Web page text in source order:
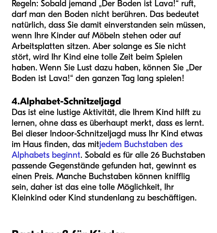
Regeln: Sobald jemand „Der Boden ist Lava!“ ruft,
darf man den Boden nicht berühren. Das bedeutet
natürlich, dass Sie damit einverstanden sein müssen,
wenn Ihre Kinder auf Möbeln stehen oder auf
Arbeitsplatten sitzen. Aber solange es Sie nicht
stört, wird Ihr Kind eine tolle Zeit beim Spielen
haben. Wenn Sie Lust dazu haben, können Sie „Der
Boden ist Lava!“ den ganzen Tag lang spielen!
4.Alphabet-Schnitzeljagd
Das ist eine lustige Aktivität, die Ihrem Kind hilft zu
lernen, ohne dass es überhaupt merkt, dass es lernt.
Bei dieser Indoor-Schnitzeljagd muss Ihr Kind etwas
im Haus finden, das mitjedem Buchstaben des
Alphabets beginnt. Sobald es für alle 26 Buchstaben
passende Gegenstände gefunden hat, gewinnt es
einen Preis. Manche Buchstaben können knifflig
sein, daher ist das eine tolle Möglichkeit, Ihr
Kleinkind oder Kind stundenlang zu beschäftigen.